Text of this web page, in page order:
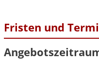
Fristen und